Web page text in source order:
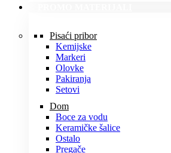
Pisaći pribor
Kemijske
Markeri
Olovke
Pakiranja
Setovi
Dom
Boce za vodu
Keramičke šalice
Ostalo
Pregače